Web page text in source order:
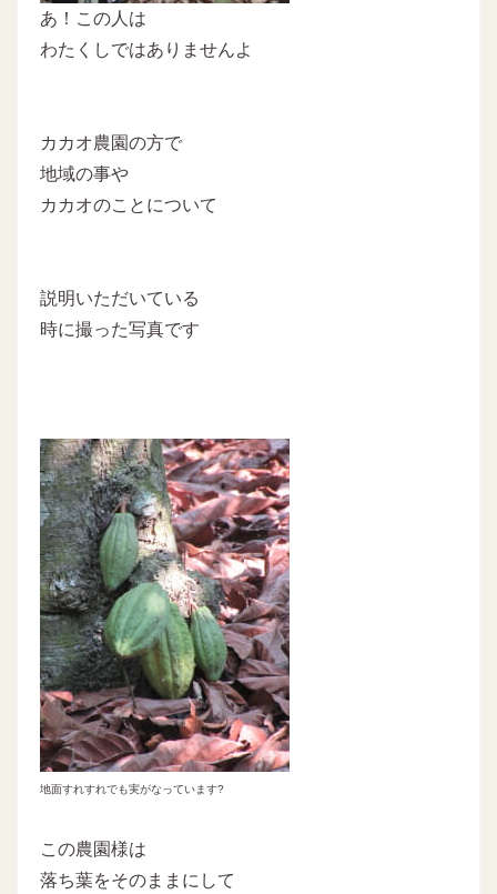
あ！この人は
わたくしではありませんよ
カカオ農園の方で
地域の事や
カカオのことについて
説明いただいている
時に撮った写真です
地面すれすれでも実がなっています?
この農園様は
落ち葉をそのままにして